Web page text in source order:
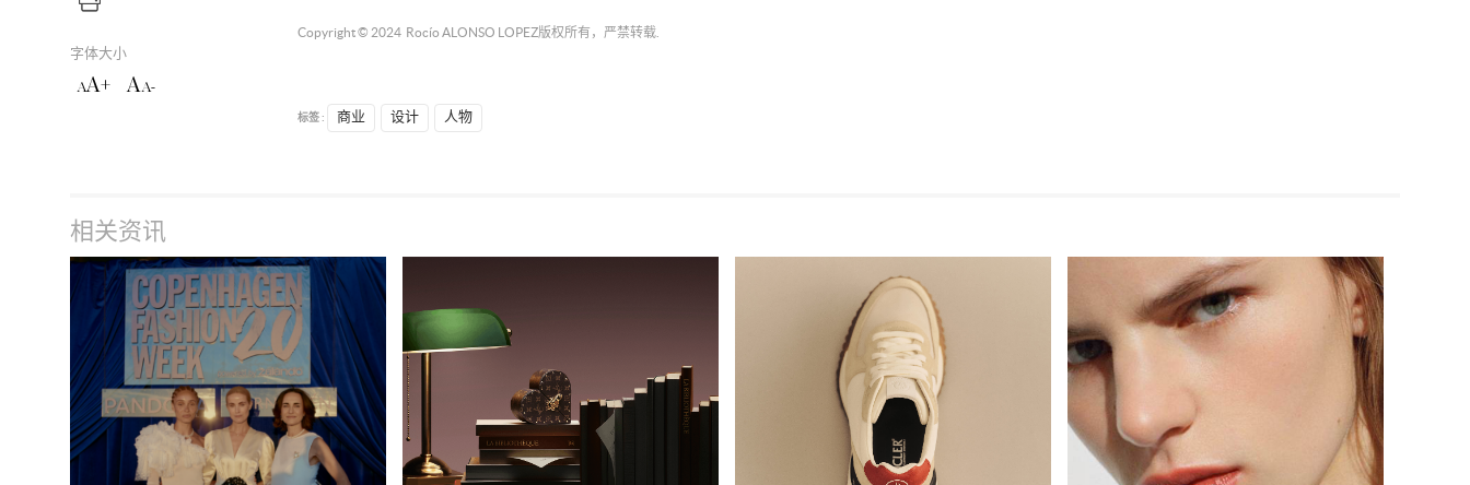
字体大小
AA+ AA-
Copyright © 2024 Rocío ALONSO LOPEZ版权所有，严禁转载.
标签 : 商业 设计 人物
相关资讯